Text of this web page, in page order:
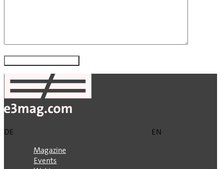
DE
EN
Magazine
Events